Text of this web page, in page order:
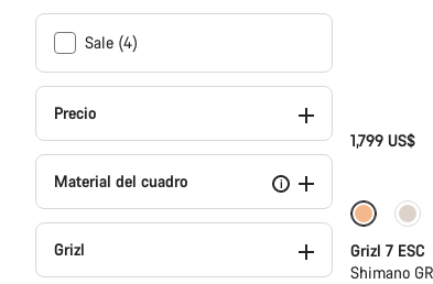
Sale (4)
Precio
i
Material del cuadro
Grizl
1,799 US$
Full
Grizl 7 ESC
Shimano